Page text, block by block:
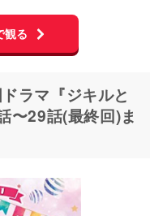
観る
ラマ『ジキルと
〜29話(最終回)ま